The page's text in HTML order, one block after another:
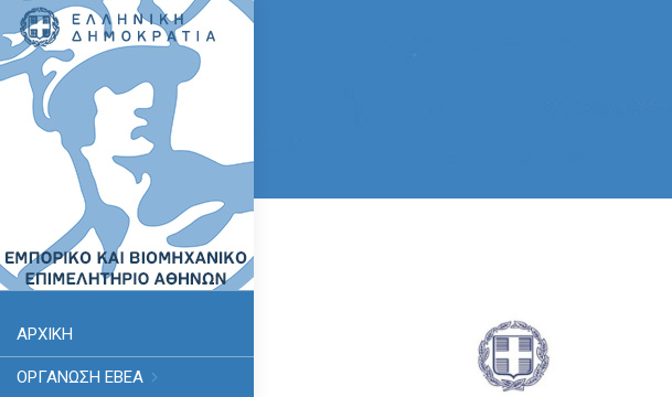
ΑΡΧΙΚΗ
ΟΡΓΑΝΩΣΗ ΕΒΕΑ